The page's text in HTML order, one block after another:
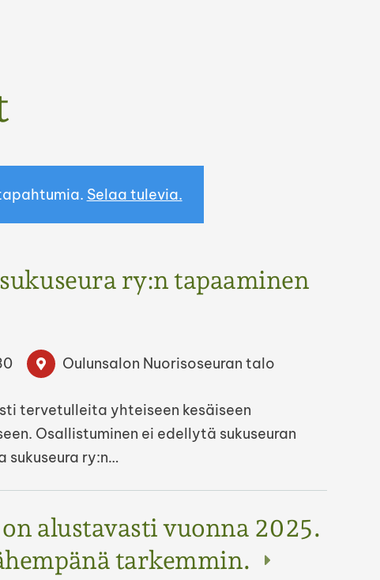
Selaa tulevia.
ry:n tapaaminen
Oulunsalon Nuorisoseuran talo
tervetulleita yhteiseen kesäiseen
Osallistuminen ei edellytä sukuseuran
sukuseura ry:n…
alustavasti vuonna 2025.
tarkemmin.